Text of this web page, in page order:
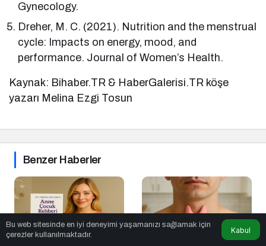
Gynecology.
Dreher, M. C. (2021). Nutrition and the menstrual
cycle: Impacts on energy, mood, and
performance. Journal of Women’s Health.
Kaynak: Bihaber.TR & HaberGalerisi.TR köşe
yazarı Melina Ezgi Tosun
Benzer Haberler
Bu web sitesinde en iyi deneyimi yaşamanızı sağlamak için
çerezler kullanılmaktadır.
Kabul